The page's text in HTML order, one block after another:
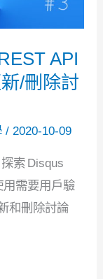
API
/刪除討
/ 2020-10-09
索 Disqus
用需要用戶驗
和刪除討論